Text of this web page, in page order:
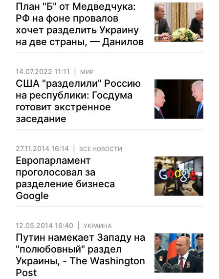
План "Б" от Медведчука:
РФ на фоне провалов
хочет разделить Украину
на две страны, — Данилов
14.07.2022 11:11 МИР
США "разделили" Россию
на республики: Госдума
готовит экстренное
заседание
27.11.2014 16:14 ВСЕ НОВОСТИ
Европарламент
проголосовал за
разделение бизнеса
Google
12.05.2014 16:40 УКРАИНА
Путин намекает Западу на
"полюбовный" раздел
Украины, - The Washington
Post